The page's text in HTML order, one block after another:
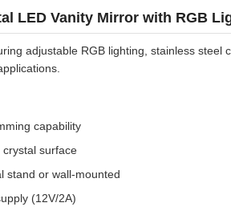
LED Vanity Mirror with RGB
adjustable RGB lighting, stainless steel
capability
surface
stand or wall-mounted
(12V/2A)